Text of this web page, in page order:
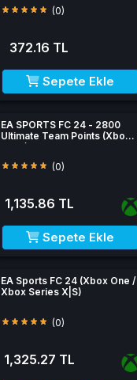
(0)
372.16 TL
Sepete Ekle
EA SPORTS FC 24 - 2800
Ultimate Team Points (Xbox
One / Xbox Series)
(0)
1,135.86 TL
Sepete Ekle
EA Sports FC 24 (Xbox One /
Xbox Series X|S)
(0)
1,325.27 TL